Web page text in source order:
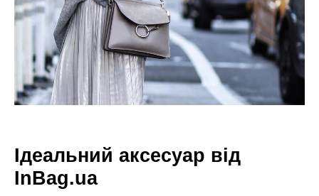
Ідеальний аксесуар від
InBag.ua